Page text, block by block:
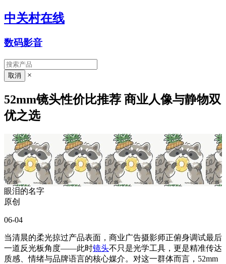
中关村在线
数码影音
×
52mm镜头性价比推荐 商业人像与静物双
优之选
眼泪的名字
原创
06-04
当清晨的柔光掠过产品表面，商业广告摄影师正俯身调试最后
一道反光板角度——此时镜头不只是光学工具，更是精准传达
质感、情绪与品牌语言的核心媒介。对这一群体而言，52mm